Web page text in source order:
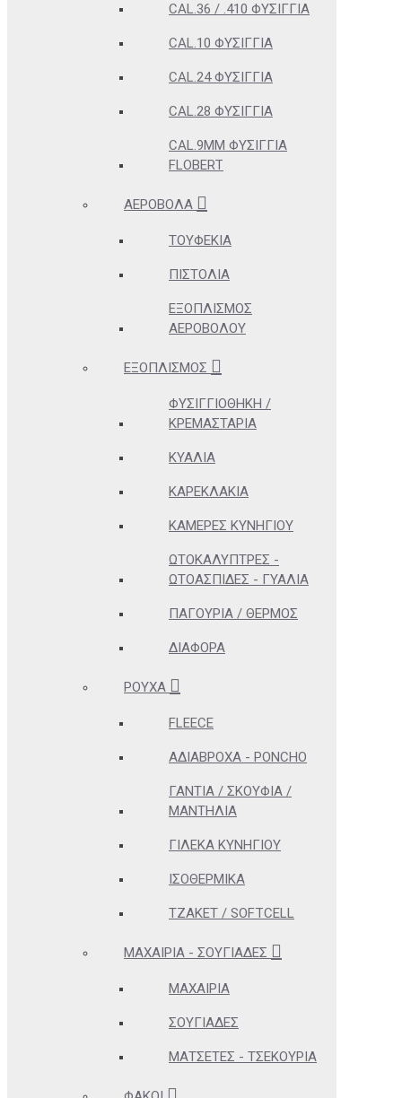
CAL.36 / .410 ΦΥΣΊΓΓΙΑ
CAL.10 ΦΥΣΊΓΓΙΑ
CAL.24 ΦΥΣΊΓΓΙΑ
CAL.28 ΦΥΣΊΓΓΙΑ
CAL.9MM ΦΥΣΊΓΓΙΑ
FLOBERT
ΑΕΡΟΒΌΛΑ
ΤΟΥΦΈΚΙΑ
ΠΙΣΤΌΛΙΑ
ΕΞΟΠΛΙΣΜΌΣ
ΑΕΡΟΒΌΛΟΥ
ΕΞΟΠΛΙΣΜΌΣ
ΦΥΣΙΓΓΙΟΘΉΚΗ /
ΚΡΕΜΑΣΤΆΡΙΑ
ΚΥΆΛΙΑ
ΚΑΡΕΚΛΆΚΙΑ
ΚΆΜΕΡΕΣ ΚΥΝΗΓΊΟΥ
ΩΤΟΚΑΛΎΠΤΡΕΣ -
ΩΤΟΑΣΠΊΔΕΣ - ΓΥΑΛΙΆ
ΠΑΓΟΎΡΙΑ / ΘΕΡΜΌΣ
ΔΙΆΦΟΡΑ
ΡΟΎΧΑ
FLEECE
ΑΔΊΑΒΡΟΧΑ - PONCHO
ΓΆΝΤΙΑ / ΣΚΟΥΦΙΆ /
ΜΑΝΤΉΛΙΑ
ΓΙΛΈΚΑ ΚΥΝΗΓΊΟΥ
ΙΣΟΘΕΡΜΙΚΆ
ΤΖΆΚΕΤ / SOFTCELL
ΜΑΧΑΊΡΙΑ - ΣΟΥΓΙΆΔΕΣ
ΜΑΧΑΊΡΙΑ
ΣΟΥΓΙΆΔΕΣ
ΜΑΤΣΈΤΕΣ - ΤΣΕΚΟΎΡΙΑ